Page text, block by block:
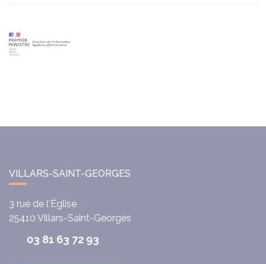
VILLARS-SAINT-GEORGES
3 rue de l'Église
25410 Villars-Saint-Georges
03 81 63 72 93